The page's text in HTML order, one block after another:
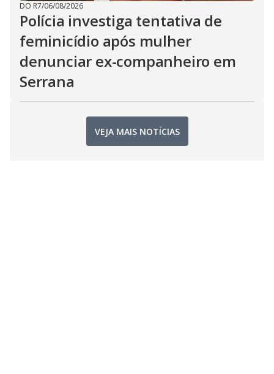
DO R7/06/08/2026
Polícia investiga tentativa de
feminicídio após mulher
denunciar ex-companheiro em
Serrana
VEJA MAIS NOTÍCIAS